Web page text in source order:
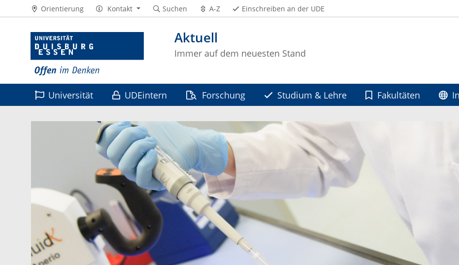
Aktuell
Immer auf dem neuesten Stand
Orientierung Kontakt Suchen A-Z Einschreiben an der UDE
Universität UDEintern Forschung Studium & Lehre Fakultäten